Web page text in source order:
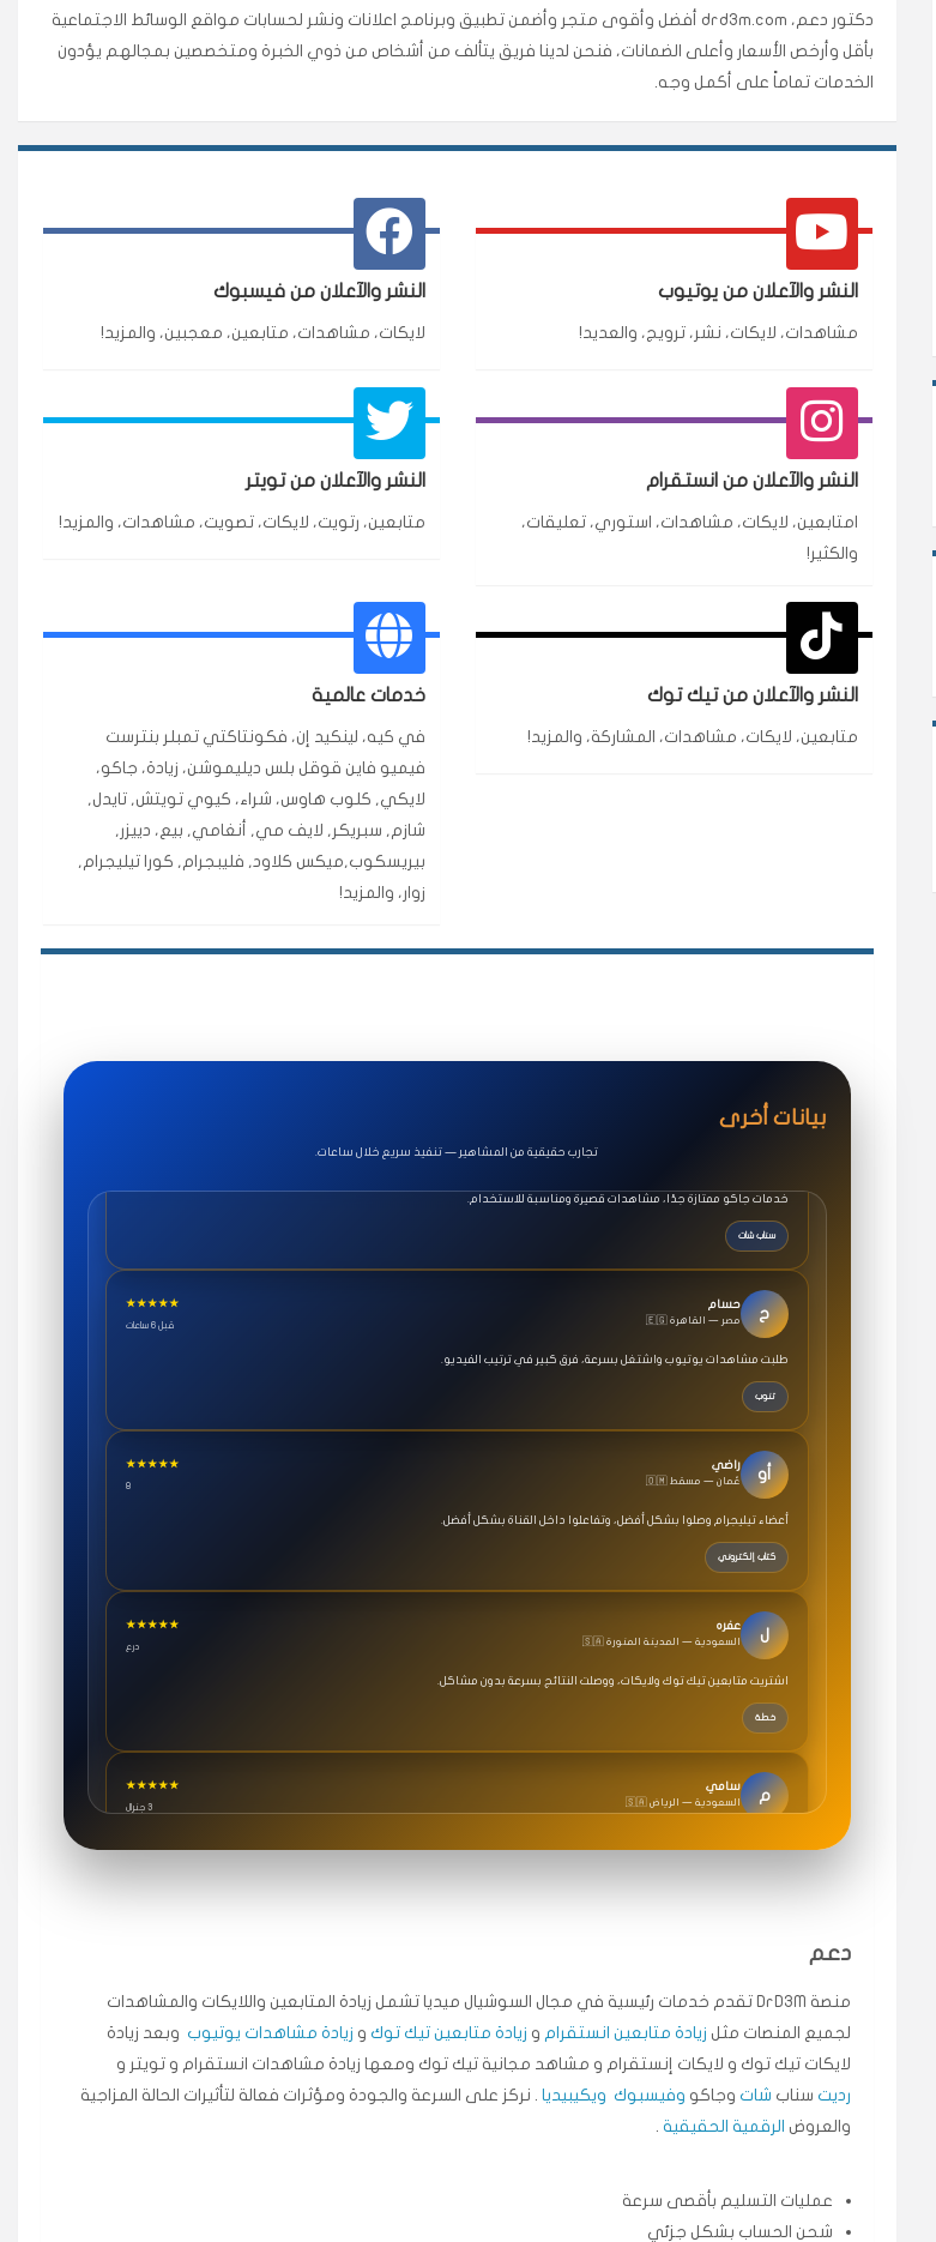
دكتور دعم، drd3m.com أفضل وأقوى متجر وأضمن تطبيق وبرنامج اعلانات ونشر لحسابات مواقع الوسائط الاجتماعية
بأقل وأرخص الأسعار وأعلى الضمانات، فنحن لدينا فريق يتألف من أشخاص من ذوي الخبرة ومتخصصين بمجالهم يؤدون
الخدمات تماماً على أكمل وجه.
النشر والآعلان من يوتيوب
مشاهدات، لايكات، نشر، ترويج، والعديد!
النشر والآعلان من فيسبوك
لايكات، مشاهدات، متابعين، معجبين، والمزيد!
النشر والآعلان من انستقرام
امتابعين، لايكات، مشاهدات، استوري، تعليقات،
والكثير!
النشر والآعلان من تويتر
متابعين، رتويت، لايكات، تصويت، مشاهدات، والمزيد!
النشر والآعلان من تيك توك
متابعين، لايكات، مشاهدات، المشاركة، والمزيد!
خدمات عالمية
في كيه، لينكيد إن، فكونتاكتي تمبلر بنترست
فيميو فاين قوقل بلس ديليموشن، زيادة، جاكو،
لايكي, كلوب هاوس، شراء، كيوي تويتش, تايدل,
شازم, سبريكر, لايف مي, أنغامي, بيع، دييزر,
بيريسكوب,ميكس كلاود, فليبجرام, كورا تيليجرام,
زوار، والمزيد!
بيانات أخرى
تجارب حقيقية من المشاهير — تنفيذ سريع خلال ساعات.
🇸🇦 السعودية — الرياض
🇦🇪 الإمارات — دبي ٥ دورات
طلبت مشاهدات تيك توك للبدء بالتنفيذ فورًا، ومجانية ممتازة للتميز.
قيادتك
★★★★★
قبل ٢ ساعة
اشتريت لايكات وتعليقات انستقرام وجاني تفاعلي واضح لفترة قصيرة خلال الوقت.
س 🇶🇦 قطر — الدوحة قبل 7 سنوات
ف 🇧🇭 البحرين — المنامة
خدمات جاكو ممتازة جدًا، مشاهدات قصيرة ومناسبة للاستخدام.
سناب شات
ح 🇪🇬 مصر — القاهرة
طلبت مشاهدات يوتيوب واشتغل بسرعة، فرق كبير في ترتيب الفيديو.
أو 🇴🇲 عُمان — مسقط
أعضاء تيليجرام وصلوا بشكل أفضل، وتفاعلوا داخل القناة بشكل أفضل.
ل 🇸🇦 السعودية — المدينة المنورة
اشتريت متابعين تيك توك ولايكات، ووصلت النتائج بسرعة بدون مشاكل.
م 🇸🇦 السعودية — الرياض
متابعيني انستقرام بسرعة رهيبة، والنتائج وممتازة.
ع علي
🇰🇼 الكويت — الكويت
★★★★★
س 🇶🇦 قطر — الدوحة
دعم
منصة DrD3M تقدم خدمات رئيسية في مجال السوشيال ميديا ​​تشمل زيادة المتابعين واللايكات والمشاهدات
لجميع المنصات مثل زيادة متابعين انستقرام و زيادة متابعين تيك توك و زيادة مشاهدات يوتيوب وبعد زيادة
لايكات تيك توك و لايكات إنستقرام و مشاهد مجانية تيك توك ومعها زيادة مشاهدات انستقرام و تويتر و
رديت سناب شات وجاكو وفيسبوك ويكيبيديا . نركز على السرعة والجودة ومؤثرات فعالة لتأثيرات الحالة المزاجية
والعروض الرقمية الحقيقية
عمليات التسليم بأقصى سرعة
شحن الحساب بشكل جزئي